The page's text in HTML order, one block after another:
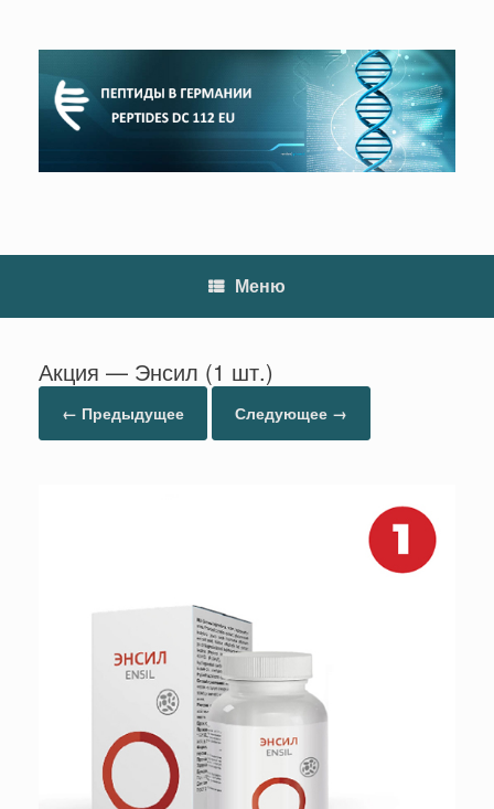
содержанию
Меню
Акция — Энсил (1 шт.)
← Предыдущее Следующее →